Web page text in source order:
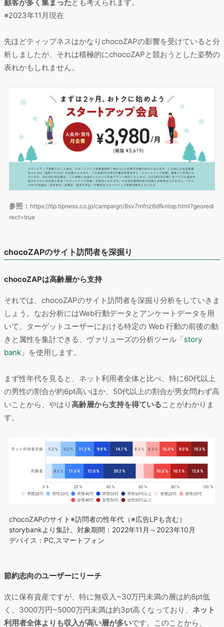
顧客が多く集まったとも考えられます。
※2023年11月現在
先ほどティップネスはかなりchocoZAPの影響を受けていると分
析しましたが、それは積極的にchocoZAPと競おうとした姿勢の
表れかもしれません。
参照： https://tip.tipness.co.jp/campaign/8sv7mfnz6dfkniop.html?georedi
rect=true
chocoZAPのサイト訪問者を深掘り
chocoZAPは高齢層から支持
それでは、chocoZAPのサイト訪問者を深掘り分析をしていきま
しょう。なお分析にはWeb行動データとアンケートデータを用
いて、ターゲットユーザーにおける特定の Web 行動の前後の動
きと属性を集計できる、ヴァリューズの分析ツール「story
bank 」を使用します。
まず性年代を見ると、ネット利用者全体と比べ、特に60代以上
の男性の割合が約6pt高いほか、50代以上の割合が男女問わず高
いことから、やはり高齢層から支持を得ていることがわかりま
す。
chocoZAPのサイト※訪問者の性年代（※広告LPも含む）
storybankより集計。対象期間：2022年11月～2023年10月
デバイス：PC,スマートフォン
節約志向のユーザーにリーチ
次に保有資産ですが、特に無収入~30万円未満の層は約8pt低
く、3000万円~5000万円未満は約3pt高くなっており、 ネット
利用者全体よりも収入が高い層が多いです。このことから、